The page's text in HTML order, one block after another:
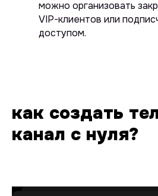
можно организовать
VIP-клиентов или
доступом.
как создать
канал с нуля?